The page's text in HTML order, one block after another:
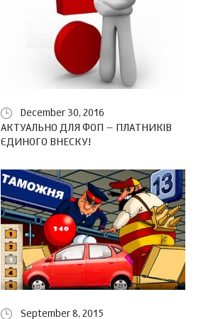
December 30, 2016
АКТУАЛЬНО ДЛЯ ФОП – ПЛАТНИКІВ
ЄДИНОГО ВНЕСКУ!
September 8, 2015